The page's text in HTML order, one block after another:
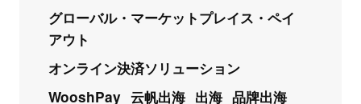
グローバル・マーケットプレイス・ペイ
アウト
オンライン決済ソリューション
WooshPay 云帆出海 出海 品牌出海